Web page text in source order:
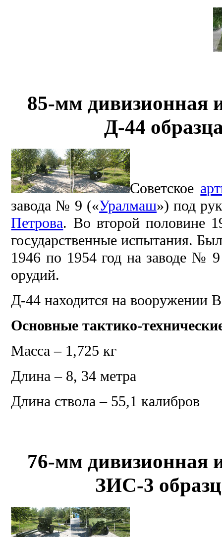
85-мм дивизионная
Д-44
Советское
завода № 9 («Уралмаш») под
Петрова. Во второй половине
государственные испытания.
1946 по 1954 год на заводе №
орудий.
Д-44 находится на вооружении
Основные тактико-
Масса – 1,725 кг
Длина – 8, 34 метра
Длина ствола – 55,1 калибров
76-мм дивизионная
ЗИС-3